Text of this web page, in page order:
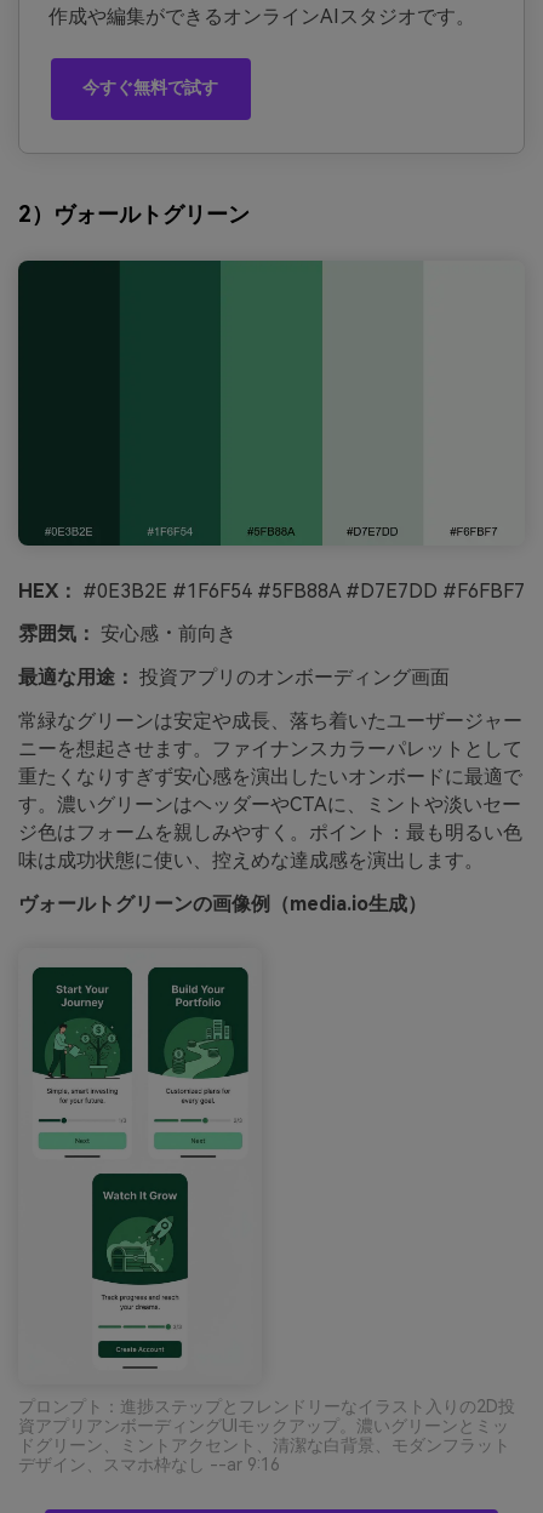
作成や編集ができるオンラインAIスタジオです。
今すぐ無料で試す
2）ヴォールトグリーン
HEX： #0E3B2E #1F6F54 #5FB88A #D7E7DD #F6FBF7
雰囲気： 安心感・前向き
最適な用途： 投資アプリのオンボーディング画面
常緑なグリーンは安定や成長、落ち着いたユーザージャー
ニーを想起させます。ファイナンスカラーパレットとして
重たくなりすぎず安心感を演出したいオンボードに最適で
す。濃いグリーンはヘッダーやCTAに、ミントや淡いセー
ジ色はフォームを親しみやすく。ポイント：最も明るい色
味は成功状態に使い、控えめな達成感を演出します。
ヴォールトグリーンの画像例（media.io生成）
プロンプト：進捗ステップとフレンドリーなイラスト入りの2D投
資アプリアンボーディングUIモックアップ。濃いグリーンとミッ
ドグリーン、ミントアクセント、清潔な白背景、モダンフラット
デザイン、スマホ枠なし --ar 9:16